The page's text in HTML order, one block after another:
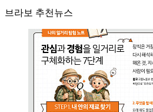
브라보 추천뉴스